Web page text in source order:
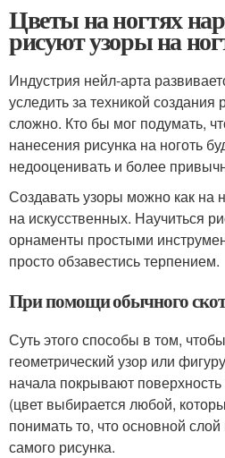
Цветы на ногтях
рисуют узоры на
Индустрия нейл-арта
уследить за техникой создания
сложно. Кто бы мог подумать,
нанесения рисунка на ноготь
недооценивать и более
Создавать узоры можно как на
на искусственных. Научиться
орнаменты простыми
просто обзавестись терпением.
При помощи обычного
Суть этого способы в том,
геометрический узор или
начала покрывают
(цвет выбирается любой,
понимать то, что основной слой
самого рисунка.